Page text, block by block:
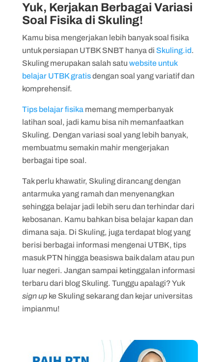
Yuk, Kerjakan Berbagai Variasi
Soal Fisika di Skuling!
Kamu bisa mengerjakan lebih banyak soal fisika
untuk persiapan UTBK SNBT hanya di Skuling.id.
Skuling merupakan salah satu website untuk
belajar UTBK gratisdengan soal yang variatif dan
komprehensif.
Tips belajar fisikamemang memperbanyak
latihan soal, jadi kamu bisa nih memanfaatkan
Skuling. Dengan variasi soal yang lebih banyak,
membuatmu semakin mahir mengerjakan
berbagai tipe soal.
Tak perlu khawatir, Skuling dirancang dengan
antarmuka yang ramah dan menyenangkan
sehingga belajar jadi lebih seru dan terhindar dari
kebosanan. Kamu bahkan bisa belajar kapan dan
dimana saja. Di Skuling, juga terdapat blog yang
berisi berbagai informasi mengenai UTBK, tips
masuk PTN hingga beasiswa baik dalam atau pun
luar negeri. Jangan sampai ketinggalan informasi
terbaru dari blog Skuling. Tunggu apalagi? Yuk
sign up ke Skuling sekarang dan kejar universitas
impianmu!